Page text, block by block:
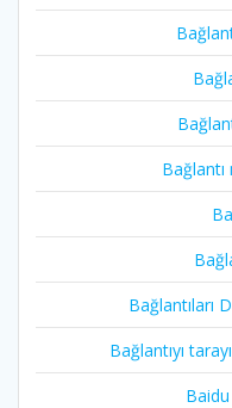
Bağlantıları
Bağlantıyı